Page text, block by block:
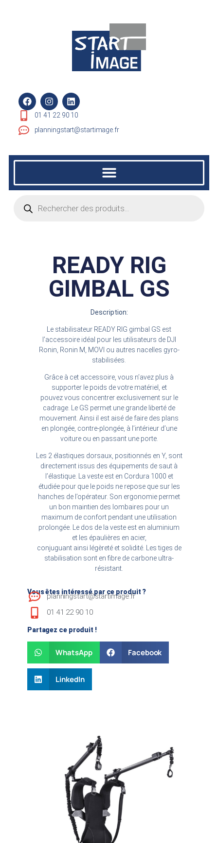
01 41 22 90 10
planningstart@startimage.fr
READY RIG
GIMBAL GS
Description:
Le stabilisateur READY RIG gimbal GS est
l’accessoire idéal pour les utilisateurs de DJI
Ronin, Ronin M, MOVI ou autres nacelles gyro-
stabilisées.
Grâce à cet accessoire, vous n’avez plus à
supporter le poids de votre matériel, et
pouvez vous concentrer exclusivement sur le
cadrage. Le GS permet une grande liberté de
mouvement. Ainsi il est aisé de faire des plans
en plongée, contre-plongée, à l’intérieur d’une
voiture ou en passant une porte.
Les 2 élastiques dorsaux, positionnés en Y, sont
directement issus des équipements de saut à
l’élastique. La veste est en Cordura 1000 et
étudiée pour que le poids ne repose que sur les
hanches de l’opérateur. Son ergonomie permet
un bon maintien des lombaires pour un
maximum de confort pendant une utilisation
prolongée. Le dos de la veste est en aluminium
et les épaulières en acier,
conjuguant ainsi légèreté et solidité. Les tiges de
stabilisation sont en fibre de carbone ultra-
résistant.
Vous êtes intéressé par ce produit ?
planningstart@startimage.fr
01 41 22 90 10
Partagez ce produit !
WhatsApp Facebook
LinkedIn